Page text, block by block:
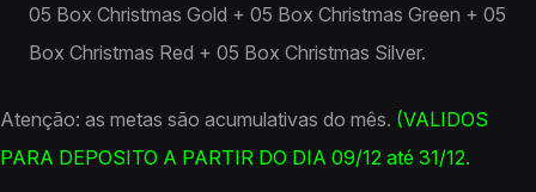
05 Box Christmas Gold + 05 Box Christmas Green + 05
Box Christmas Red + 05 Box Christmas Silver.
Atenção: as metas são acumulativas do mês. (VALIDOS
PARA DEPOSITO A PARTIR DO DIA 09/12 até 31/12.